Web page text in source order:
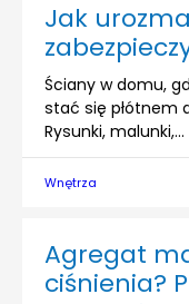
Jak
Ściany w domu,
stać się płótnem
Rysunki, malunki,...
Wnętrza
Agregat
ciśnienia?